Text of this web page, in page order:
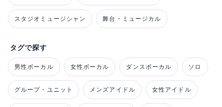
スタジオミュージシャン 舞台・ミュージカル
タグで探す
男性ボーカル 女性ボーカル ダンスボーカル ソロ
グループ・ユニット メンズアイドル 女性アイドル